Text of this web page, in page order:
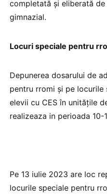
completată și eliberată
gimnazial.
Locuri speciale pentru
Depunerea dosarului de
pentru rromi și pe locurile
elevii cu CES în unitățile
realizeaza in perioada 10-
Pe 13 iulie 2023 are loc
locurile speciale pentru